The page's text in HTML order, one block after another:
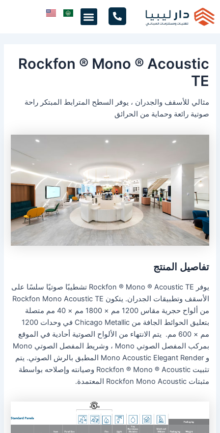
إلى
المحتوى
Menu
Rockfon ® Mono ® Acoustic
TE
مثالي للأسقف والجدران ، يوفر السطح المترابط المبتكر راحة
صوتية رائعة وحماية من الحرائق
تفاصيل المنتج
يوفر Rockfon ® Mono ® Acoustic TE تشطيبًا صوتيًا سلسًا على
الأسقف وتطبيقات الجدران. يتكون Rockfon Mono Acoustic TE
من ألواح حجرية مقاس 1200 مم × 1800 مم × 40 مم متصلة
بتعليق الحوائط الجافة من Chicago Metallic في وحدات 1200
مم × 600 مم. يتم الانتهاء من الألواح الصوتية أحادية في الموقع
بمركب المفصل الصوتي Mono ، وشريط المفصل الصوتي Mono
و Mono Acoustic Elegant Render المطبق بالرش الصوتي. يتم
تثبيت Rockfon ® Mono ® Acoustic وصيانته وإصلاحه بواسطة
مثبتات Rockfon Mono Acoustic المعتمدة.